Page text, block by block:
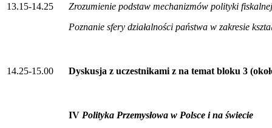
13.15-14.25
Zrozumienie podstaw mechanizmów polityki
Poznanie sfery działalności państwa w zakresie
14.25-15.00 Dyskusja z uczestnikami z na temat bloku 3
IV Polityka Przemysłowa w Polsce i na świecie